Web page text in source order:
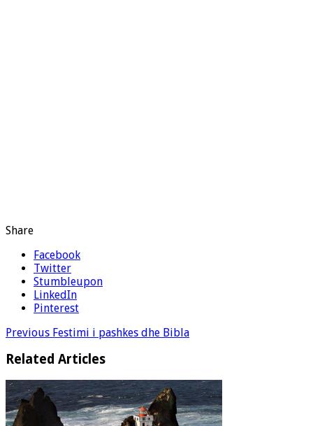
Share
Facebook
Twitter
Stumbleupon
LinkedIn
Pinterest
Previous Festimi i pashkes dhe Bibla
Related Articles